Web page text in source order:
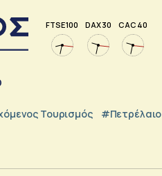
FTSE 100 DAX 30 CAC 40
Τουρισμός #Πετρέλαιο